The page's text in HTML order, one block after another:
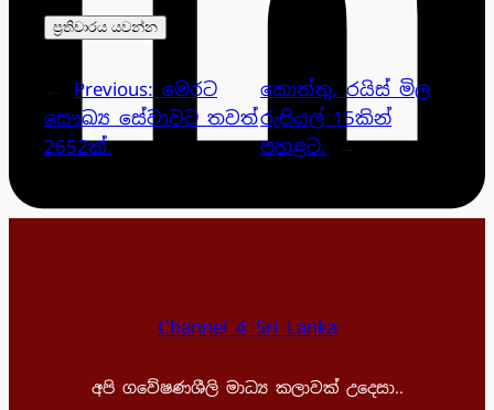
Previous: මෙරට
සෞඛ්‍ය සේවාවට තවත්
2652ක්.
කොත්තු, රයිස් මිල
රුපියල් 15කින්
පහළට.
→
Channel 4 Sri Lanka
අපි ගවේෂණශීලි මාධ්‍ය කලාවක් උදෙසා..